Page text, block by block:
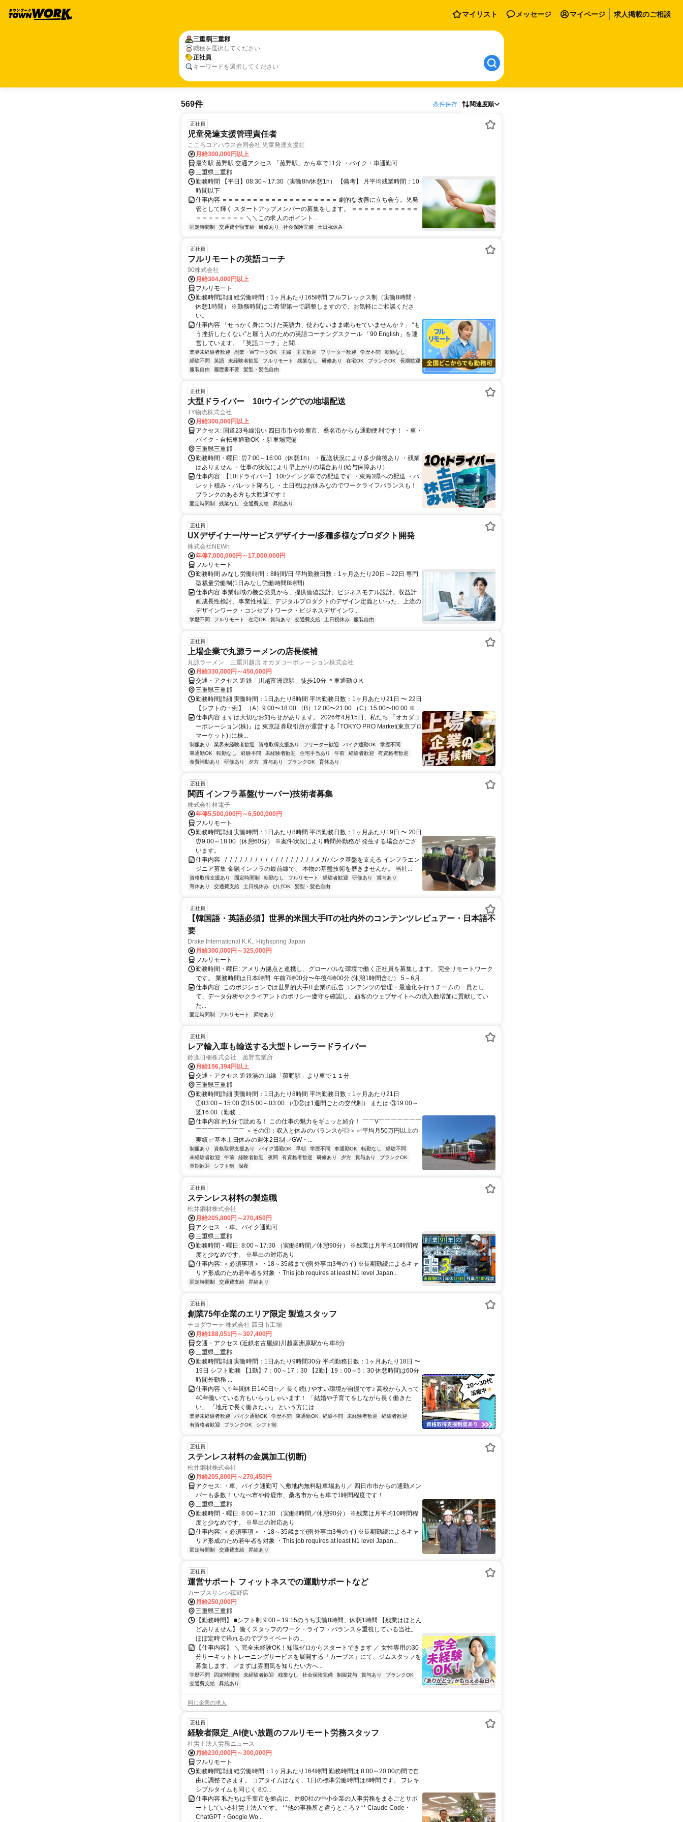
マイリスト メッセージ マイページ 求人掲載のご相談
三重県三重郡
職種を選択してください
正社員
キーワードを選択してください
569件 条件保存 関連度順
正社員
児童発達支援管理責任者
こころコアハウス合同会社 児童発達支援虹
月給300,000円以上
最寄駅 菰野駅 交通アクセス 「菰野駅」から車で11分 ・バイク・車通勤可
三重県三重郡
勤務時間 【平日】08:30～17:30（実働8h/休憩1h） 【備考】 月平均残業時間：10
時間以下
仕事内容 ＝＝＝＝＝＝＝＝＝＝＝＝＝＝＝＝＝＝＝ 劇的な改善に立ち会う。児発
管として輝く スタートアップメンバーの募集をします。 ＝＝＝＝＝＝＝＝＝＝＝
＝＝＝＝＝＝＝＝ ＼＼この求人のポイント...
固定時間制 交通費全額支給 研修あり 社会保険完備 土日祝休み
正社員
フルリモートの英語コーチ
90株式会社
月給304,000円以上
フルリモート
勤務時間詳細 総労働時間：1ヶ月あたり165時間 フルフレックス制（実働8時間・
休憩1時間） ※勤務時間はご希望第一で調整しますので、お気軽にご相談くださ
い。
仕事内容 「せっかく身につけた英語力、使わないまま眠らせていませんか？」 “も
う挫折したくない”と願う人のための英語コーチングスクール 「90 English」を運
営しています。 「英語コーチ」と聞...
業界未経験者歓迎 副業・WワークOK 主婦・主夫歓迎 フリーター歓迎 学歴不問
転勤なし
経験不問
英語 未経験者歓迎 フルリモート 残業なし 研修あり 在宅OK ブランクOK
長期歓迎
服装自由
履歴書不要 髪型・髪色自由
正社員
大型ドライバー 10tウイングでの地場配送
TY物流株式会社
月給300,000円以上
アクセス: 国道23号線沿い 四日市市や鈴鹿市、桑名市からも通勤便利です！ ・車・
バイク・自転車通勤OK ・駐車場完備
三重県三重郡
勤務時間・曜日: ⏰7:00～16:00（休憩1h） ・配送状況により多少前後あり ・残業
はありません ・仕事の状況により早上がりの場合あり(給与保障あり）
仕事内容: 【10tドライバー】 10tウイング車での配送です ・東海3県への配送 ・パ
レット積み・パレット降ろし ・土日祝はお休みなのでワークライフバランスも！
ブランクのある方も大歓迎です！
固定時間制 残業なし 交通費支給 昇給あり
正社員
UXデザイナー/サービスデザイナー/多種多様なプロダクト開発
株式会社NEWh
年俸7,000,000円～17,000,000円
フルリモート
勤務時間 みなし労働時間：8時間/日 平均勤務日数：1ヶ月あたり20日～22日 専門
型裁量労働制(1日みなし労働時間8時間)
仕事内容 事業領域の機会発見から、提供価値設計、ビジネスモデル設計、収益計
画成長性検討、事業性検証、デジタルプロダクトのデザイン定義といった、上流の
デザインワーク・コンセプトワーク・ビジネスデザインワ...
学歴不問 フルリモート 在宅OK 賞与あり 交通費支給 土日祝休み 服装自由
正社員
上場企業で丸源ラーメンの店長候補
丸源ラーメン 三重川越店 オカダコーポレーション株式会社
月給330,000円～450,000円
交通・アクセス 近鉄「川越富洲原駅」徒歩10分 ＊車通勤ＯＫ
三重県三重郡
勤務時間詳細 実働時間：1日あたり8時間 平均勤務日数：1ヶ月あたり21日 〜 22日
【シフトの一例】 （A）9:00〜18:00 （B）12:00〜21:00 （C）15:00〜00:00 ※...
仕事内容 まずは大切なお知らせがあります。 2026年4月15日、私たち 『オカダコ
ーポレーション(株)』は 東京証券取引所が運営する ｢TOKYO PRO Market(東京プロ
マーケット)｣に株...
制服あり 業界未経験者歓迎 資格取得支援あり フリーター歓迎 バイク通勤OK
学歴不問
車通勤OK
転勤なし 経験不問 未経験者歓迎 住宅手当あり 午前 経験者歓迎
有資格者歓迎
食費補助あり
研修あり 夕方 賞与あり ブランクOK 育休あり
正社員
関西 インフラ基盤(サーバー)技術者募集
株式会社林電子
年俸5,500,000円～6,500,000円
フルリモート
勤務時間詳細 実働時間：1日あたり8時間 平均勤務日数：1ヶ月あたり19日 〜 20日
⏰9:00～18:00（休憩60分） ※案件状況により時間外勤務が 発生する場合がござ
います。
仕事内容 _/_/_/_/_/_/_/_/_/_/_/_/_/_/_/_/_/_/ メガバンク基盤を支える インフラエン
ジニア募集 金融インフラの最前線で、 本物の基盤技術を磨きませんか。 当社...
資格取得支援あり 固定時間制 転勤なし フルリモート 経験者歓迎 研修あり
賞与あり
育休あり
交通費支給 土日祝休み ひげOK 髪型・髪色自由
正社員
【韓国語・英語必須】世界的米国大手ITの社内外のコンテンツレビュアー・日本語不
要
Drake International K.K., Highspring Japan
月給300,000円～325,000円
フルリモート
勤務時間・曜日: アメリカ拠点と連携し、グローバルな環境で働く正社員を募集します。 完全リモートワーク
です。 業務時間は日本時間: 午前7時00分〜午後4時00分 (休憩1時間含む） 5－6月...
仕事内容: このポジションでは世界的大手IT企業の広告コンテンツの管理・最適化を行うチームの一員とし
て、データ分析やクライアントのポリシー遵守を確認し、顧客のウェブサイトへの流入数増加に貢献してい
た...
固定時間制 フルリモート 昇給あり
正社員
レア輸入車も輸送する大型トレーラードライバー
鈴鹿日梱株式会社 菰野営業所
月給196,394円以上
交通・アクセス 近鉄湯の山線「菰野駅」より車で１１分
三重県三重郡
勤務時間詳細 実働時間：1日あたり8時間 平均勤務日数：1ヶ月あたり21日
①03:00～15:00 ②15:00～03:00 （①②は1週間ごとの交代制） または ③19:00～
翌16:00（勤務...
仕事内容 約1分で読める！ この仕事の魅力をギュッと紹介！ ￣￣V￣￣￣￣￣￣￣
￣￣￣￣￣￣￣￣ ＜その①：収入と休みのバランスが◎＞ ✅平均月50万円以上の
実績 ✅基本土日休みの週休2日制 ✅GW・...
制服あり 資格取得支援あり バイク通勤OK 早朝 学歴不問 車通勤OK 転勤なし
経験不問
未経験者歓迎
午前 経験者歓迎 夜間 有資格者歓迎 研修あり 夕方 賞与あり
ブランクOK
長期歓迎
シフト制 深夜
正社員
ステンレス材料の製造職
松井鋼材株式会社
月給205,800円～270,450円
アクセス: ・車、バイク通勤可
三重県三重郡
勤務時間・曜日: 8:00～17:30 （実働8時間／休憩90分） ※残業は月平均10時間程
度と少なめです。 ※早出の対応あり
仕事内容: ＜必須事項＞ ・18～35歳まで(例外事由3号のイ) ※長期勤続によるキャ
リア形成のため若年者を対象 ・This job requires at least N1 level Japan...
固定時間制 交通費支給 昇給あり
正社員
創業75年企業のエリア限定 製造スタッフ
チヨダウーテ 株式会社 四日市工場
月給188,051円～307,400円
交通・アクセス (近鉄名古屋線)川越富洲原駅から車8分
三重県三重郡
勤務時間詳細 実働時間：1日あたり9時間30分 平均勤務日数：1ヶ月あたり18日 〜
19日 シフト勤務 【1勤】7：00～17：30 【2勤】19：00～5：30 休憩時間は60分
時間外勤務 ...
仕事内容 ＼✨年間休日140日✨／ 長く続けやすい環境が自慢です♪ 高校から入って
40年働いている方もいらっしゃいます！ 「結婚や子育てをしながら長く働きた
い」 「地元で長く働きたい」 という方には...
業界未経験者歓迎 バイク通勤OK 学歴不問 車通勤OK 経験不問 未経験者歓迎
経験者歓迎
有資格者歓迎
ブランクOK シフト制
正社員
ステンレス材料の金属加工(切断)
松井鋼材株式会社
月給205,800円～270,450円
アクセス: ・車、バイク通勤可 ＼敷地内無料駐車場あり／ 四日市市からの通勤メン
バーも多数！ いなべ市や鈴鹿市、桑名市からも車で1時間程度です！
三重県三重郡
勤務時間・曜日: 8:00～17:30 （実働8時間／休憩90分） ※残業は月平均10時間程
度と少なめです。 ※早出の対応あり
仕事内容: ＜必須事項＞ ・18～35歳まで(例外事由3号のイ) ※長期勤続によるキャ
リア形成のため若年者を対象 ・This job requires at least N1 level Japan...
固定時間制 交通費支給 昇給あり
正社員
運営サポート フィットネスでの運動サポートなど
カーブスサンシ菰野店
月給250,000円
三重県三重郡
【勤務時間】 ■シフト制 9:00～19:15のうち実働8時間、休憩1時間 【残業はほとん
どありません】 働くスタッフのワーク・ライフ・バランスを重視している当社。
ほぼ定時で帰れるのでプライベートの...
【仕事内容】 ＼ 完全未経験OK！知識ゼロからスタートできます ／ 女性専用の30
分サーキットトレーニングサービスを展開する「カーブス」にて、ジムスタッフを
募集します。 ✅まずは雰囲気を知りたい方へ...
学歴不問 固定時間制 未経験者歓迎 残業なし 社会保険完備 制服貸与 賞与あり
ブランクOK
交通費支給
昇給あり
同じ企業の求人
正社員
経験者限定_AI使い放題のフルリモート労務スタッフ
社労士法人労務ニュース
月給230,000円～300,000円
フルリモート
勤務時間詳細 総労働時間：1ヶ月あたり164時間 勤務時間は 8:00～20:00の間で自
由に調整できます。 コアタイムはなく、1日の標準労働時間は8時間です。 フレキ
シブルタイムも同じく 8:0...
仕事内容 私たちは千葉市を拠点に、約80社の中小企業の人事労務をまるごとサポ
ートしている社労士法人です。 **他の事務所と違うところ？** Claude Code・
ChatGPT・Google Wo...